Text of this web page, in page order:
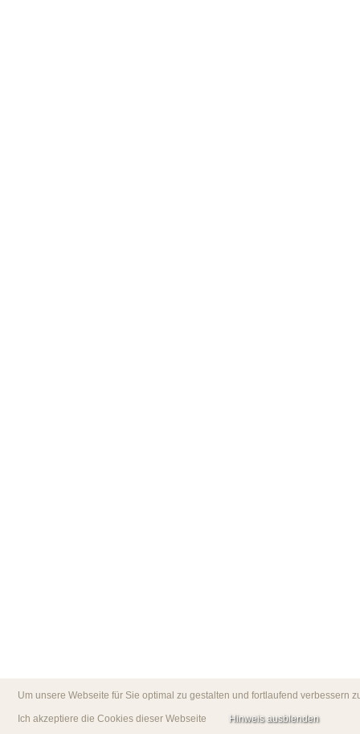
Um unsere Webseite für Sie optimal zu gestalten und fortlaufend
Ich akzeptiere die Cookies dieser Webseite Hinweis ausblenden